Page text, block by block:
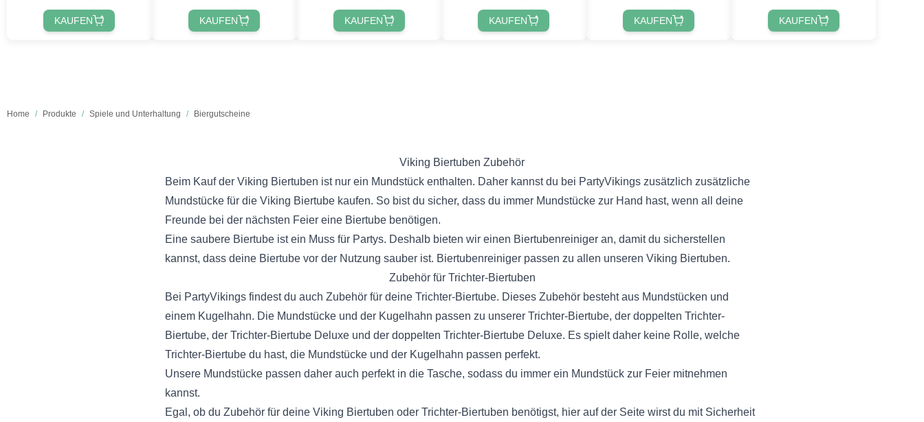
Home / Produkte / Spiele und Unterhaltung / Biergutscheine
KAUFEN KAUFEN KAUFEN KAUFEN KAUFEN KAUFEN
Viking Biertuben Zubehör
Beim Kauf der Viking Biertuben ist nur ein Mundstück enthalten. Daher kannst du bei PartyVikings zusätzlich zusätzliche
Mundstücke für die Viking Biertube kaufen. So bist du sicher, dass du immer Mundstücke zur Hand hast, wenn all deine
Freunde bei der nächsten Feier eine Biertube benötigen.
Eine saubere Biertube ist ein Muss für Partys. Deshalb bieten wir einen Biertubenreiniger an, damit du sicherstellen
kannst, dass deine Biertube vor der Nutzung sauber ist. Biertubenreiniger passen zu allen unseren Viking Biertuben.
Zubehör für Trichter-Biertuben
Bei PartyVikings findest du auch Zubehör für deine Trichter-Biertube. Dieses Zubehör besteht aus Mundstücken und
einem Kugelhahn. Die Mundstücke und der Kugelhahn passen zu unserer Trichter-Biertube, der doppelten Trichter-
Biertube, der Trichter-Biertube Deluxe und der doppelten Trichter-Biertube Deluxe. Es spielt daher keine Rolle, welche
Trichter-Biertube du hast, die Mundstücke und der Kugelhahn passen perfekt.
Unsere Mundstücke passen daher auch perfekt in die Tasche, sodass du immer ein Mundstück zur Feier mitnehmen
kannst.
Egal, ob du Zubehör für deine Viking Biertuben oder Trichter-Biertuben benötigst, hier auf der Seite wirst du mit Sicherheit